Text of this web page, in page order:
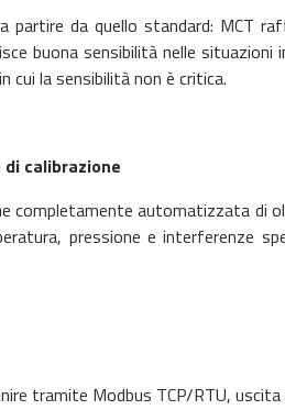
partire da quello standard: MCT
buona sensibilità nelle
cui la sensibilità non è critica.
calibrazione
completamente automatizzata di
pressione e interferenze
tramite Modbus TCP/RTU,